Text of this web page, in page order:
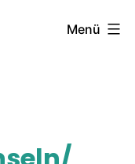
Menü